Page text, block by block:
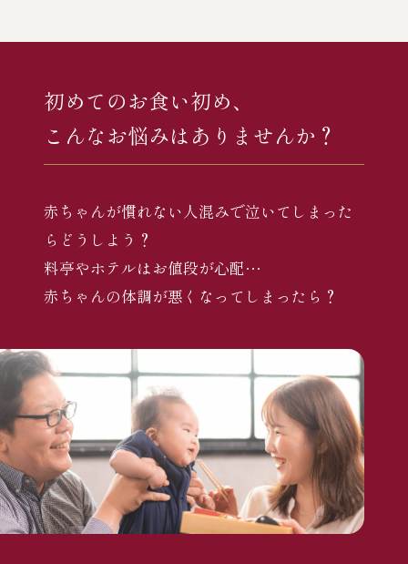
初めてのお食い初め、
こんなお悩みはありませんか？
赤ちゃんが慣れない人混みで泣いてしまった
らどうしよう？
料亭やホテルはお値段が心配…
赤ちゃんの体調が悪くなってしまったら？